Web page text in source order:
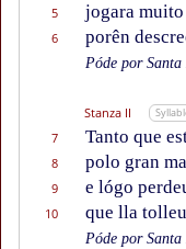
5 jogara muito
6 porên
Póde por
Stanza II
7 Tanto que
8 polo gran
9 e lógo
10 que lla
Póde por